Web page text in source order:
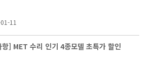
11
] MET 수리 인기 4종모델 초특가 할인